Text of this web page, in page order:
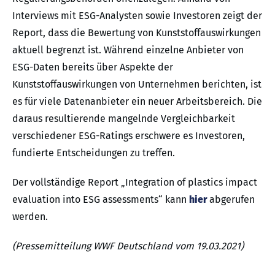
Interviews mit ESG-Analysten sowie Investoren zeigt der
Report, dass die Bewertung von Kunststoffauswirkungen
aktuell begrenzt ist. Während einzelne Anbieter von
ESG-Daten bereits über Aspekte der
Kunststoffauswirkungen von Unternehmen berichten, ist
es für viele Datenanbieter ein neuer Arbeitsbereich. Die
daraus resultierende mangelnde Vergleichbarkeit
verschiedener ESG-Ratings erschwere es Investoren,
fundierte Entscheidungen zu treffen.
Der vollständige Report „Integration of plastics impact
evaluation into ESG assessments“ kann hierabgerufen
werden.
(Pressemitteilung WWF Deutschland vom 19.03.2021)